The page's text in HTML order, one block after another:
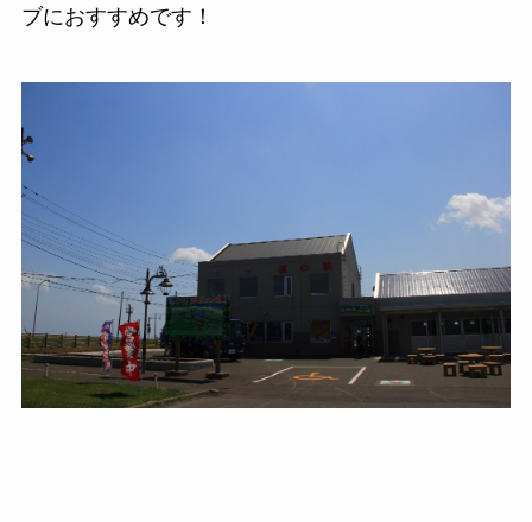
ブにおすすめです！